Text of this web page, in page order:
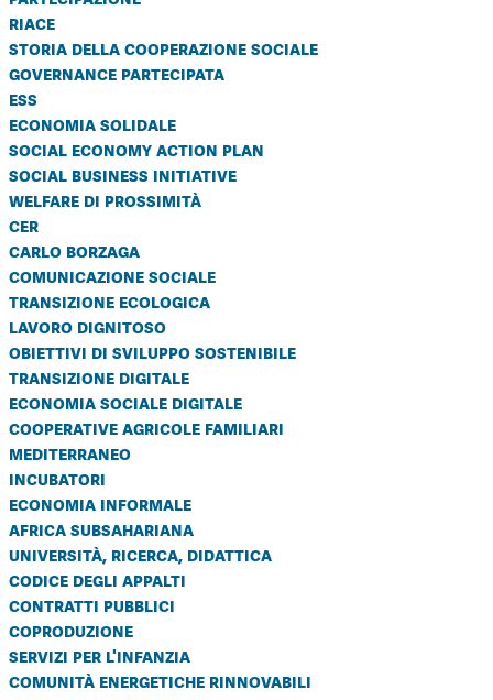
riace
storia della cooperazione sociale
governance partecipata
ess
economia solidale
social economy action plan
social business initiative
welfare di prossimità
cer
carlo borzaga
comunicazione sociale
transizione ecologica
lavoro dignitoso
obiettivi di sviluppo sostenibile
transizione digitale
economia sociale digitale
cooperative agricole familiari
mediterraneo
incubatori
economia informale
africa subsahariana
università, ricerca, didattica
codice degli appalti
contratti pubblici
coproduzione
servizi per l'infanzia
comunità energetiche rinnovabili